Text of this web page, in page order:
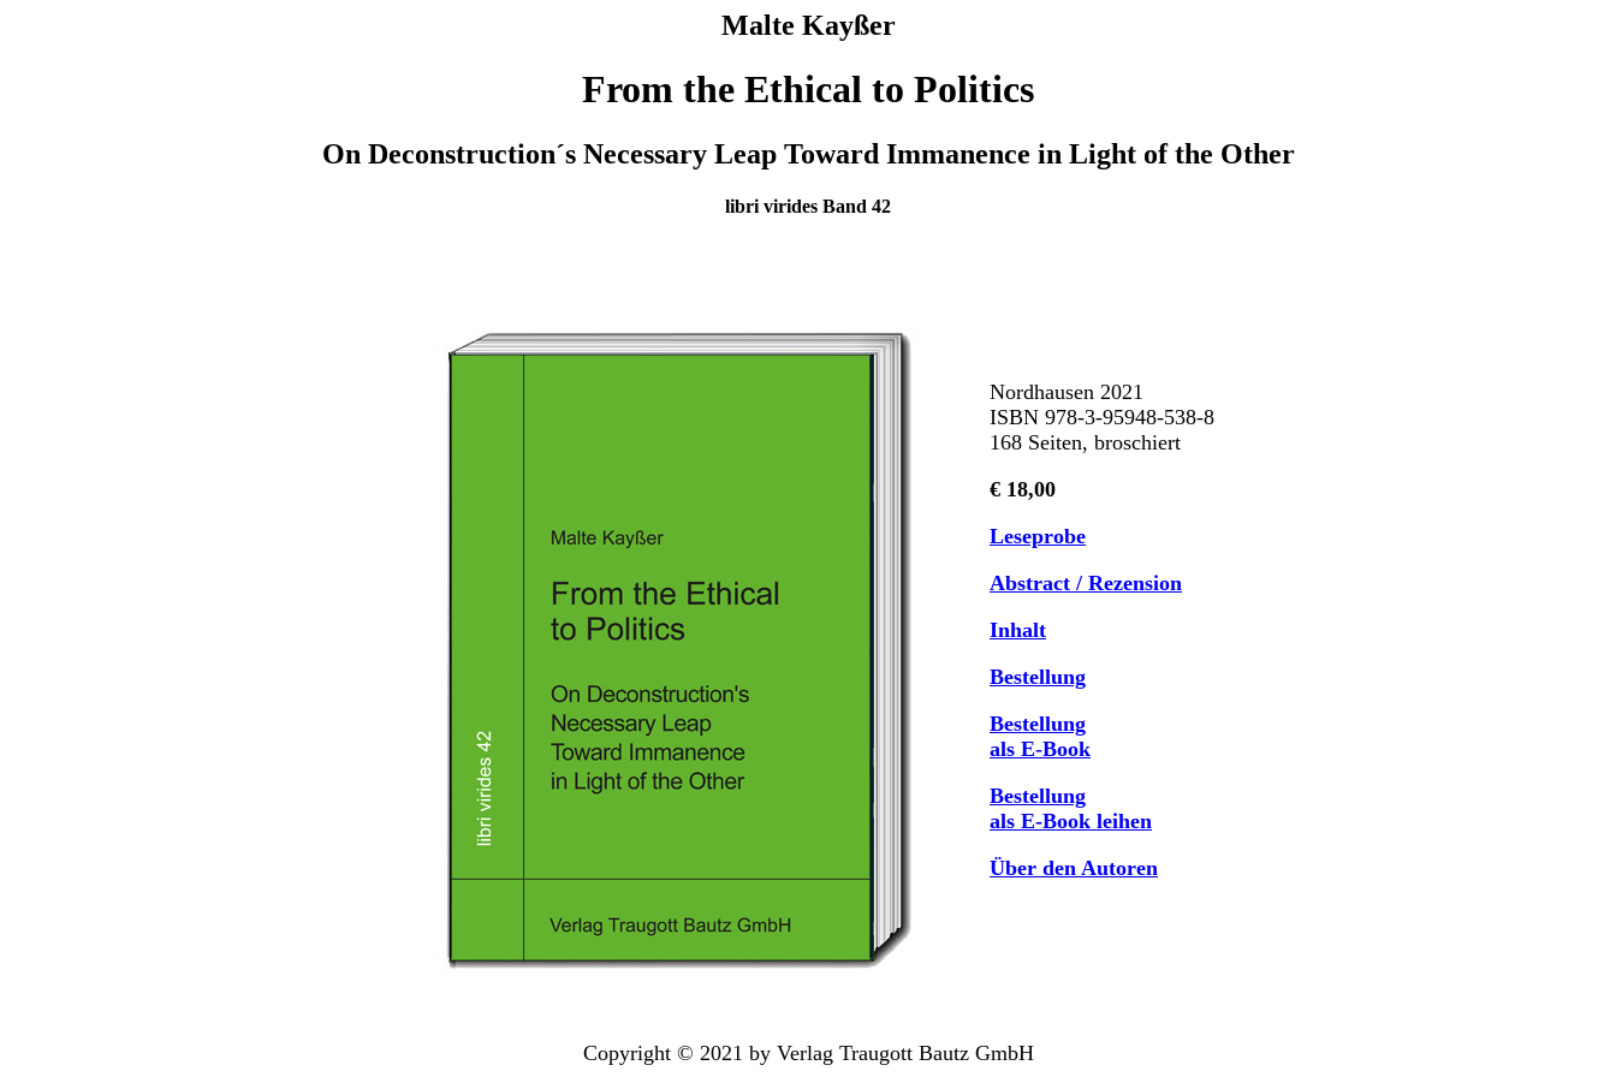
Malte Kayßer
From the Ethical to Politics
On Deconstruction´s Necessary Leap Toward Immanence in Light of the Other
libri virides Band 42
Nordhausen 2021
ISBN 978-3-95948-538-8
168 Seiten, broschiert
€ 18,00
Leseprobe
Abstract / Rezension
Inhalt
Bestellung
Bestellung
als E-Book
Bestellung
als E-Book leihen
Über den Autoren
Copyright © 2021 by Verlag Traugott Bautz GmbH